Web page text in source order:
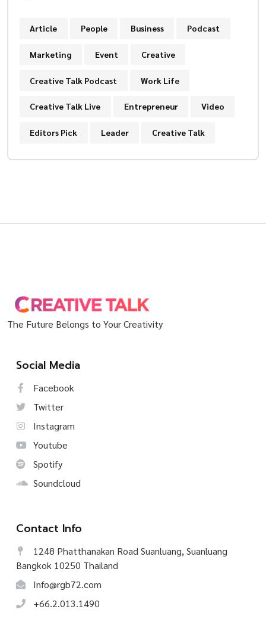
Article People Business Podcast
Marketing Event Creative
Creative Talk Podcast Work Life
Creative Talk Live Entrepreneur Video
Editors Pick Leader Creative Talk
The Future Belongs to Your Creativity
Social Media
Facebook
Twitter
Instagram
Youtube
Spotify
Soundcloud
Contact Info
1248 Phatthanakan Road Suanluang, Suanluang
Bangkok 10250 Thailand
Info@rgb72.com
+66.2.013.1490